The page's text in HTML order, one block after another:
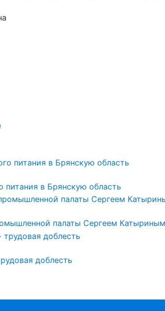
в Брянскую область
палаты Сергеем Катыриным
доблесть